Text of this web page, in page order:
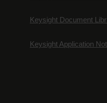
Keysight Document
Keysight Application